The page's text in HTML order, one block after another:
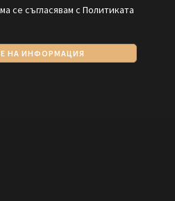
се съгласявам с Политиката
НА ИНФОРМАЦИЯ